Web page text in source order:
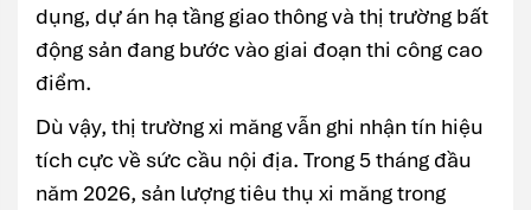
dụng, dự án hạ tầng giao thông và thị trường bất
động sản đang bước vào giai đoạn thi công cao
điểm.
Dù vậy, thị trường xi măng vẫn ghi nhận tín hiệu
tích cực về sức cầu nội địa. Trong 5 tháng đầu
năm 2026, sản lượng tiêu thụ xi măng trong